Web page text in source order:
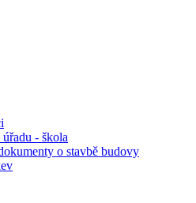
- škola
o stavbě budovy